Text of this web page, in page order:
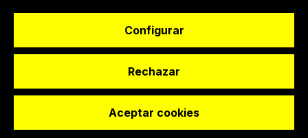
Solicitar reserva
© Dashboard Technologies S.L
Configurar
Rechazar
Aceptar cookies